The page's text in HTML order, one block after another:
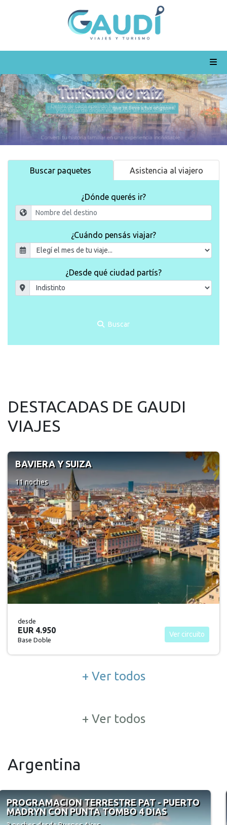
Turismo de raiz
Buscar paquetes Asistencia al viajero
¿Dónde querés ir?
¿Cuándo pensás viajar?
¿Desde qué ciudad partís?
Buscar
DESTACADAS DE GAUDI
VIAJES
BAVIERA Y SUIZA
11 noches
desde
EUR 4.950
Base Doble
Ver circuito
+ Ver todos
+ Ver todos
Argentina
Calafate Clásico en Los Alamos 4*
3 noches